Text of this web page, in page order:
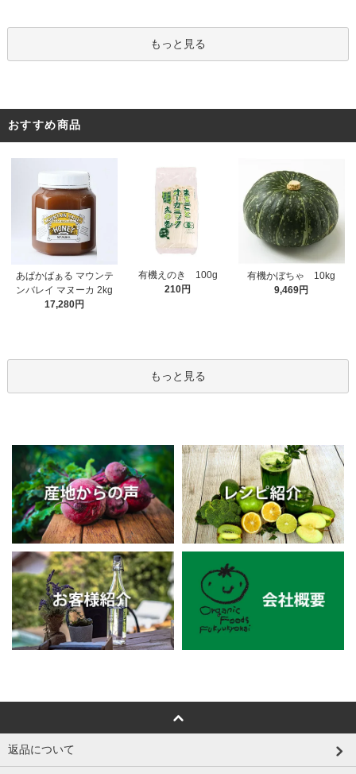
もっと見る
おすすめ商品
あぱかばぁる マウンテ
ンバレイ マヌーカ 2kg
17,280円
有機えのき 100g
210円
有機かぼちゃ 10kg
9,469円
もっと見る
返品について